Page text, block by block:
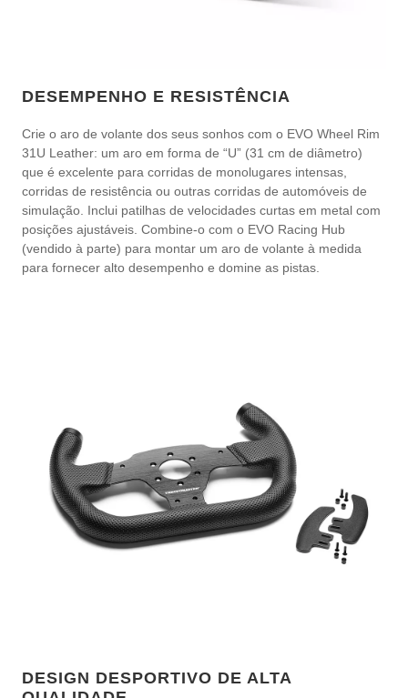
DESEMPENHO E RESISTÊNCIA
Crie o aro de volante dos seus sonhos com o EVO Wheel Rim
31U Leather: um aro em forma de “U” (31 cm de diâmetro)
que é excelente para corridas de monolugares intensas,
corridas de resistência ou outras corridas de automóveis de
simulação. Inclui patilhas de velocidades curtas em metal com
posições ajustáveis. Combine-o com o EVO Racing Hub
(vendido à parte) para montar um aro de volante à medida
para fornecer alto desempenho e domine as pistas.
DESIGN DESPORTIVO DE ALTA